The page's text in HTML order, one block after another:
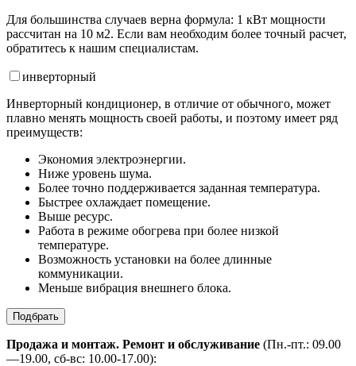
Для большинства случаев верна формула: 1 кВт мощности
рассчитан на 10 м2. Если вам необходим более точный расчет,
обратитесь к нашим специалистам.
инверторный
Инверторный кондиционер, в отличие от обычного, может
плавно менять мощность своей работы, и поэтому имеет ряд
преимуществ:
Экономия электроэнергии.
Ниже уровень шума.
Более точно поддерживается заданная температура.
Быстрее охлаждает помещение.
Выше ресурс.
Работа в режиме обогрева при более низкой
температуре.
Возможность установки на более длинные
коммуникации.
Меньше вибрация внешнего блока.
Подбрать
Продажа и монтаж. Ремонт и обслуживание (Пн.-пт.: 09.00
—19.00, сб-вс: 10.00-17.00):